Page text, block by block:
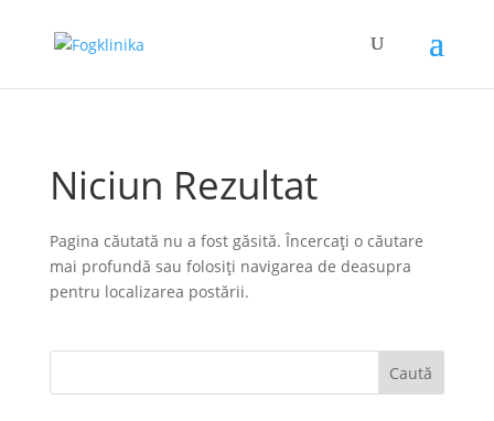
Niciun Rezultat
Pagina căutată nu a fost găsită. Încercați o căutare
mai profundă sau folosiți navigarea de deasupra
pentru localizarea postării.
Caută